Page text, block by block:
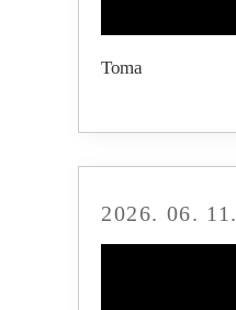
Toma
2026. 06. 11.